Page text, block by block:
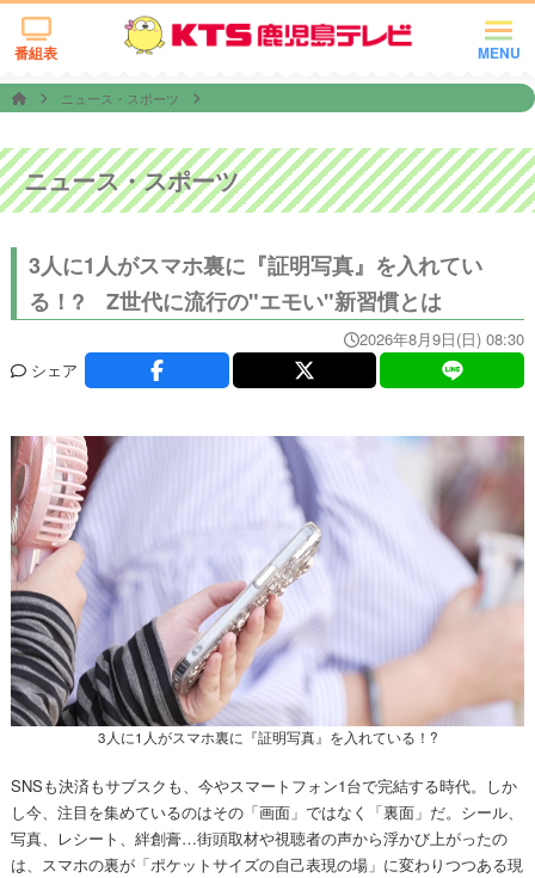
MENU
番組表
ニュース・スポーツ
ニュース・スポーツ
3人に1人がスマホ裏に『証明写真』を入れてい
る！? Z世代に流行の"エモい"新習慣とは
2026年8月9日(日) 08:30
シェア
3人に1人がスマホ裏に『証明写真』を入れている！?
SNSも決済もサブスクも、今やスマートフォン1台で完結する時代。しか
し今、注目を集めているのはその「画面」ではなく「裏面」だ。シール、
写真、レシート、絆創膏…街頭取材や視聴者の声から浮かび上がったの
は、スマホの裏が「ポケットサイズの自己表現の場」に変わりつつある現